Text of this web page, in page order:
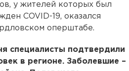
у жителей которых был
COVID-19, оказался
оперштабе.
специалисты подтвердили
в регионе. Заболевшие –